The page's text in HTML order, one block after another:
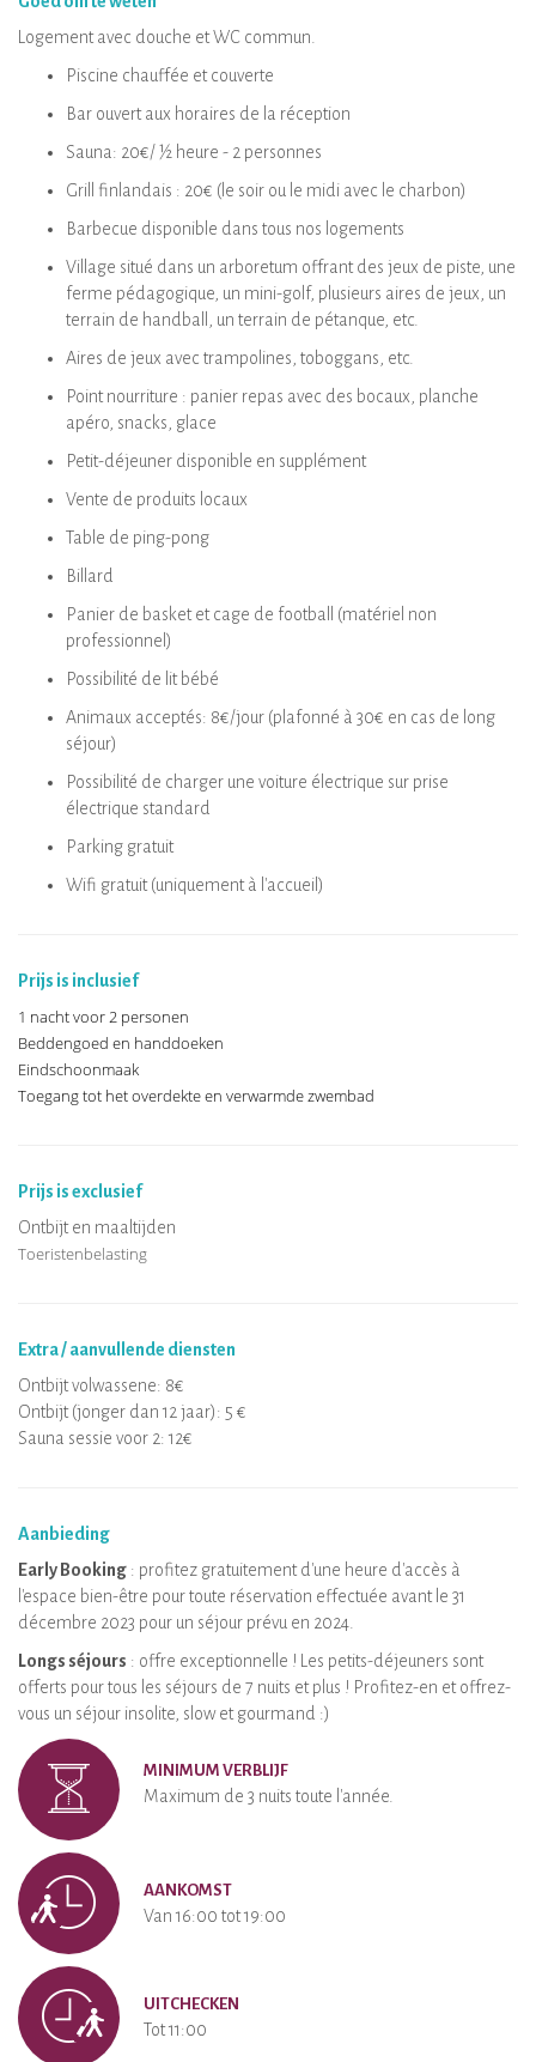
Logement avec douche et WC commun.
Piscine chauffée et couverte
Bar ouvert aux horaires de la réception
Sauna: 20€/ ½ heure - 2 personnes
Grill finlandais : 20€ (le soir ou le midi avec le charbon)
Barbecue disponible dans tous nos logements
Village situé dans un arboretum offrant des jeux de piste, une
ferme pédagogique, un mini-golf, plusieurs aires de jeux, un
terrain de handball, un terrain de pétanque, etc.
Aires de jeux avec trampolines, toboggans, etc.
Point nourriture : panier repas avec des bocaux, planche
apéro, snacks, glace
Petit-déjeuner disponible en supplément
Vente de produits locaux
Table de ping-pong
Billard
Panier de basket et cage de football (matériel non
professionnel)
Possibilité de lit bébé
Animaux acceptés: 8€/jour (plafonné à 30€ en cas de long
séjour)
Possibilité de charger une voiture électrique sur prise
électrique standard
Parking gratuit
Wifi gratuit (uniquement à l'accueil)
Prijs is inclusief
1 nacht voor 2 personen
Beddengoed en handdoeken
Eindschoonmaak
Toegang tot het overdekte en verwarmde zwembad
Prijs is exclusief
Ontbijt en maaltijden
Toeristenbelasting
Extra / aanvullende diensten
Ontbijt volwassene: 8€
Ontbijt (jonger dan 12 jaar): 5 €
Sauna sessie voor 2: 12€
Aanbieding
Early Booking : profitez gratuitement d'une heure d'accès à
l'espace bien-être pour toute réservation effectuée avant le 31
décembre 2023 pour un séjour prévu en 2024.
Longs séjours : offre exceptionnelle ! Les petits-déjeuners sont
offerts pour tous les séjours de 7 nuits et plus ! Profitez-en et offrez-
vous un séjour insolite, slow et gourmand :)
MINIMUM VERBLIJF
Maximum de 3 nuits toute l'année.
AANKOMST
Van 16:00 tot 19:00
UITCHECKEN
Tot 11:00